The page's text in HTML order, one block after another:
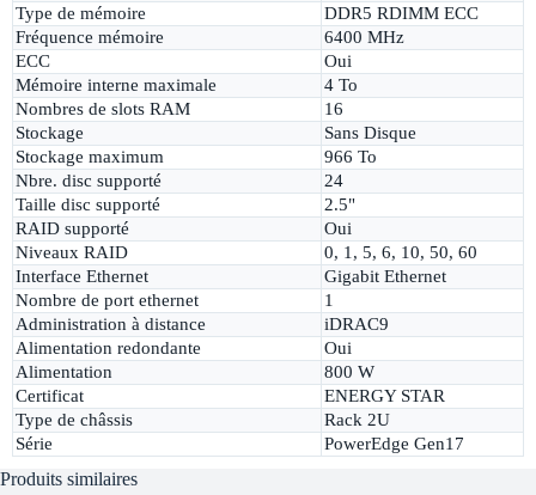
Type de mémoire
DDR5 RDIMM ECC
Fréquence mémoire
6400 MHz
ECC
Oui
Mémoire interne maximale
4 To
Nombres de slots RAM
16
Stockage
Sans Disque
Stockage maximum
966 To
Nbre. disc supporté
24
Taille disc supporté
2.5"
RAID supporté
Oui
Niveaux RAID
0, 1, 5, 6, 10, 50, 60
Interface Ethernet
Gigabit Ethernet
Nombre de port ethernet
1
Administration à distance
iDRAC9
Alimentation redondante
Oui
Alimentation
800 W
Certificat
ENERGY STAR
Type de châssis
Rack 2U
Série
PowerEdge Gen17
Produits similaires